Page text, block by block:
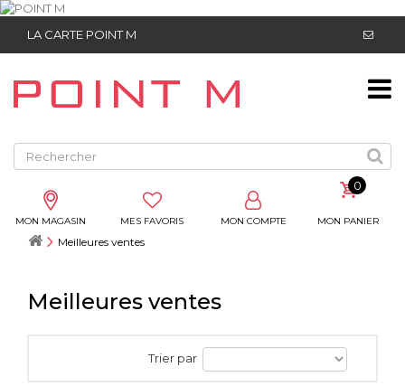
LA CARTE POINT M
MON MAGASIN MES FAVORIS MON COMPTE
0
MON PANIER
Meilleures ventes
Meilleures ventes
Trier par